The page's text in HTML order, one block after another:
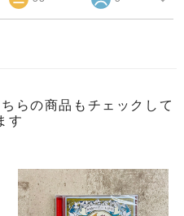
らの商品もチェックして
す